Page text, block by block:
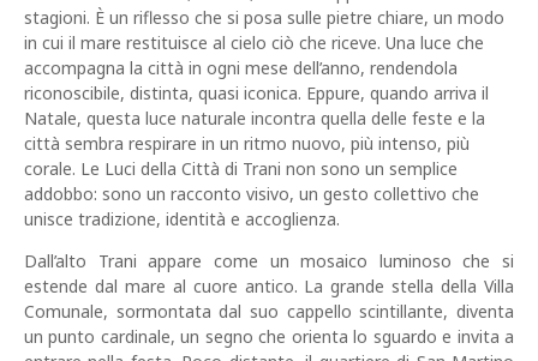
stagioni. È un riflesso che si posa sulle pietre chiare, un modo
in cui il mare restituisce al cielo ciò che riceve. Una luce che
accompagna la città in ogni mese dell’anno, rendendola
riconoscibile, distinta, quasi iconica. Eppure, quando arriva il
Natale, questa luce naturale incontra quella delle feste e la
città sembra respirare in un ritmo nuovo, più intenso, più
corale. Le Luci della Città di Trani non sono un semplice
addobbo: sono un racconto visivo, un gesto collettivo che
unisce tradizione, identità e accoglienza.
Dall’alto Trani appare come un mosaico luminoso che si
estende dal mare al cuore antico. La grande stella della Villa
Comunale, sormontata dal suo cappello scintillante, diventa
un punto cardinale, un segno che orienta lo sguardo e invita a